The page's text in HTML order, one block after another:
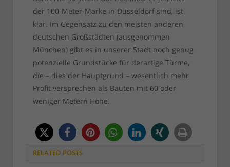
der 100-Meter-Marke in Düsseldorf sind, ist
klar. Im Gegensatz zu den meisten anderen
deutschen Großstädten (ausgenommen
München) gibt es in unserer Stadt noch genug
potenzielle Grundstücke für derartige Türme,
die – dies der Hauptgrund – wesentlich mehr
Profit versprechen als Bauten mit 60 oder
weniger Metern Höhe.
RELATED POSTS